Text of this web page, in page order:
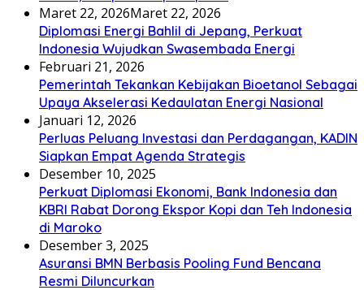
Maret 22, 2026Maret 22, 2026
Diplomasi Energi Bahlil di Jepang, Perkuat
Indonesia Wujudkan Swasembada Energi
Februari 21, 2026
Pemerintah Tekankan Kebijakan Bioetanol Sebagai
Upaya Akselerasi Kedaulatan Energi Nasional
Januari 12, 2026
Perluas Peluang Investasi dan Perdagangan, KADIN
Siapkan Empat Agenda Strategis
Desember 10, 2025
Perkuat Diplomasi Ekonomi, Bank Indonesia dan
KBRI Rabat Dorong Ekspor Kopi dan Teh Indonesia
di Maroko
Desember 3, 2025
Asuransi BMN Berbasis Pooling Fund Bencana
Resmi Diluncurkan